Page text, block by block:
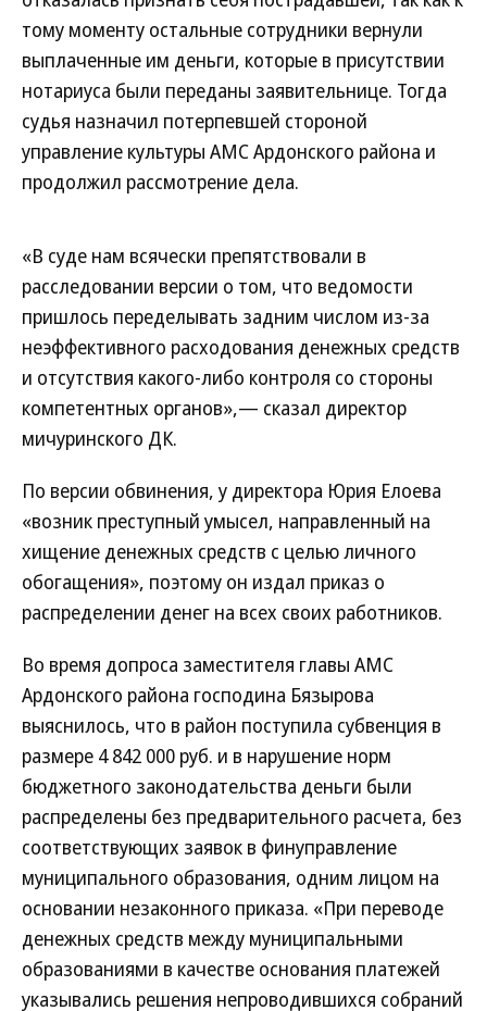
тому моменту остальные сотрудники вернули
выплаченные им деньги, которые в присутствии
нотариуса были переданы заявительнице. Тогда
судья назначил потерпевшей стороной
управление культуры АМС Ардонского района и
продолжил рассмотрение дела.
«В суде нам всячески препятствовали в
расследовании версии о том, что ведомости
пришлось переделывать задним числом из-за
неэффективного расходования денежных средств
и отсутствия какого-либо контроля со стороны
компетентных органов»,— сказал директор
мичуринского ДК.
По версии обвинения, у директора Юрия Елоева
«возник преступный умысел, направленный на
хищение денежных средств с целью личного
обогащения», поэтому он издал приказ о
распределении денег на всех своих работников.
Во время допроса заместителя главы АМС
Ардонского района господина Бязырова
выяснилось, что в район поступила субвенция в
размере 4 842 000 руб. и в нарушение норм
бюджетного законодательства деньги были
распределены без предварительного расчета, без
соответствующих заявок в финуправление
муниципального образования, одним лицом на
основании незаконного приказа. «При переводе
денежных средств между муниципальными
образованиями в качестве основания платежей
указывались решения непроводившихся собраний